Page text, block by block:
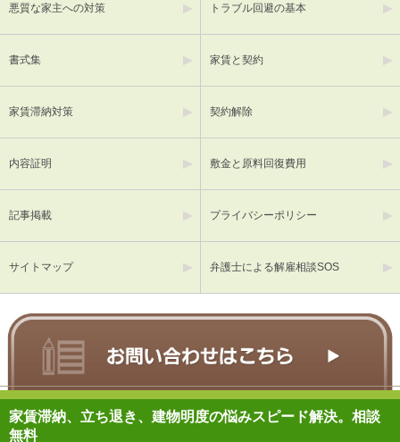
悪質な家主への対策 トラブル回避の基本
書式集 家賃と契約
家賃滞納対策 契約解除
内容証明 敷金と原料回復費用
記事掲載 プライバシーポリシー
サイトマップ 弁護士による解雇相談SOS
家賃滞納、立ち退き、建物明度の悩みスピード解決。相談
無料